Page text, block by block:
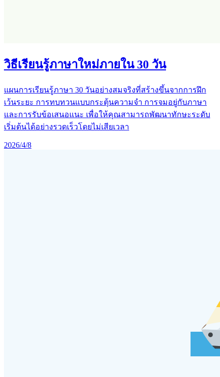
วิธีเรียนรู้ภาษาใหม่ภายใน 30 วัน
แผนการเรียนรู้ภาษา 30 วันอย่างสมจริงที่สร้างขึ้นจากการฝึก
เว้นระยะ การทบทวนแบบกระตุ้นความจำ การจมอยู่กับภาษา
และการรับข้อเสนอแนะ เพื่อให้คุณสามารถพัฒนาทักษะระดับ
เริ่มต้นได้อย่างรวดเร็วโดยไม่เสียเวลา
2026/4/8